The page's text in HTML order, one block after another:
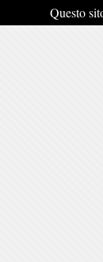
Questo